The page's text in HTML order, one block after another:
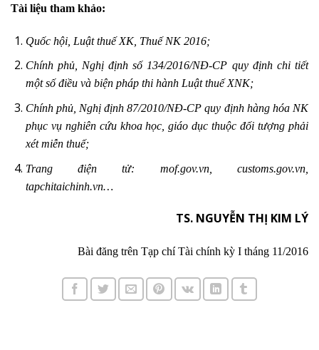
Tài liệu tham khảo:
Quốc hội, Luật thuế XK, Thuế NK 2016;
Chính phủ, Nghị định số 134/2016/NĐ-CP quy định chi tiết
một số điều và biện pháp thi hành Luật thuế XNK;
Chính phủ, Nghị định 87/2010/NĐ-CP quy định hàng hóa NK
phục vụ nghiên cứu khoa học, giáo dục thuộc đối tượng phải
xét miễn thuế;
Trang điện tử: mof.gov.vn, customs.gov.vn,
tapchitaichinh.vn…
TS. NGUYỄN THỊ KIM LÝ
Bài đăng trên Tạp chí Tài chính kỳ I tháng 11/2016